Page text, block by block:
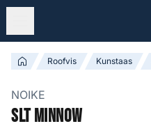
Roofvis Kunstaas
NOIKE
SLT Minnow